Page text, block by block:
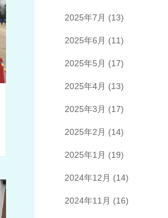
2025年7月 (13)
2025年6月 (11)
2025年5月 (17)
2025年4月 (13)
2025年3月 (17)
2025年2月 (14)
2025年1月 (19)
2024年12月 (14)
2024年11月 (16)